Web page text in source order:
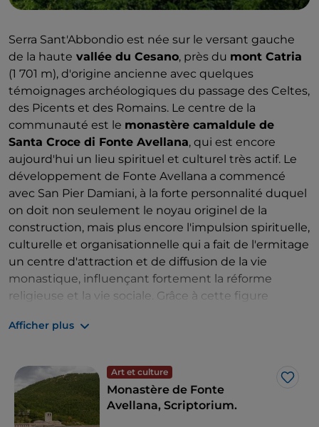
Serra Sant'Abbondio est née sur le versant gauche
de la haute vallée du Cesano, près du mont Catria
(1 701 m), d'origine ancienne avec quelques
témoignages archéologiques du passage des Celtes,
des Picents et des Romains. Le centre de la
communauté est le monastère camaldule de
Santa Croce di Fonte Avellana, qui est encore
aujourd'hui un lieu spirituel et culturel très actif. Le
développement de Fonte Avellana a commencé
avec San Pier Damiani, à la forte personnalité duquel
on doit non seulement le noyau originel de la
construction, mais plus encore l'impulsion spirituelle,
culturelle et organisationnelle qui a fait de l'ermitage
un centre d'attraction et de diffusion de la vie
monastique, influençant fortement la réforme
religieuse et la vie sociale. Grâce à cette figure
monachisme avellanite et camaldule
le cœur du christianisme et de la spiritualité.
Afficher plus
Art et culture
Monastère de Fonte
Avellana, Scriptorium.